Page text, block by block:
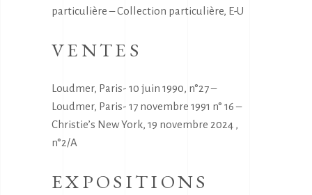
particulière – Collection particulière, E-U
VENTES
Loudmer, Paris- 10 juin 1990, n°27 –
Loudmer, Paris- 17 novembre 1991 n° 16 –
Christie’s New York, 19 novembre 2024 ,
n°2/A
EXPOSITIONS